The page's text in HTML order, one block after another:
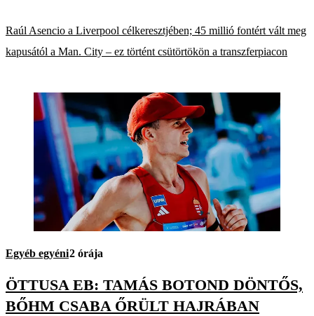
Raúl Asencio a Liverpool célkeresztjében; 45 millió fontért vált meg
kapusától a Man. City – ez történt csütörtökön a transzferpiacon
Egyéb egyéni2 órája
ÖTTUSA EB: TAMÁS BOTOND DÖNTŐS,
BŐHM CSABA ŐRÜLT HAJRÁBAN